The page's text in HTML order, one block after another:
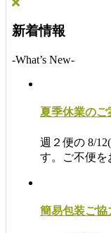
新着情報
-What’s New-
夏季休業のご
週２便の 8/
す。ご不便
簡易包装ご協